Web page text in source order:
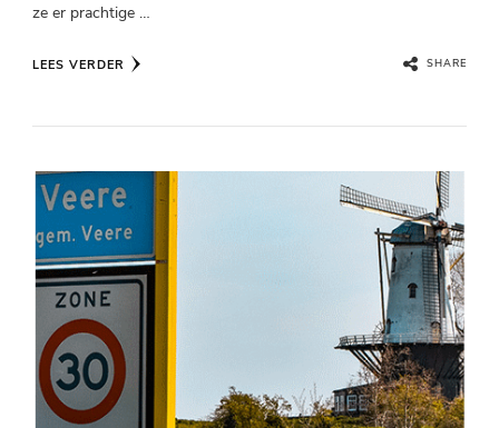
ze er prachtige …
LEES VERDER SHARE